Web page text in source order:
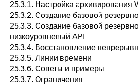
25.3.1. Настройка архивирования
25.3.2. Создание базовой
25.3.3. Создание базовой
низкоуровневый API
25.3.4. Восстановление
25.3.5. Линии времени
25.3.6. Советы и примеры
25.3.7. Ограничения